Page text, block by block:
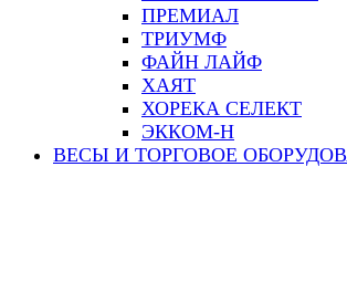
ПРЕМИАЛ
ТРИУМФ
ФАЙН ЛАЙФ
ХАЯТ
ХОРЕКА СЕЛЕКТ
ЭККОМ-Н
ВЕСЫ И ТОРГОВОЕ